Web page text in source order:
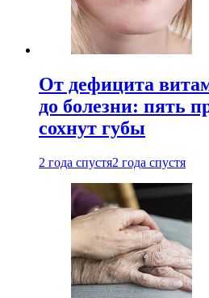
От дефицита
до болезни: пять
сохнут губы
2 года спустя2 года спустя